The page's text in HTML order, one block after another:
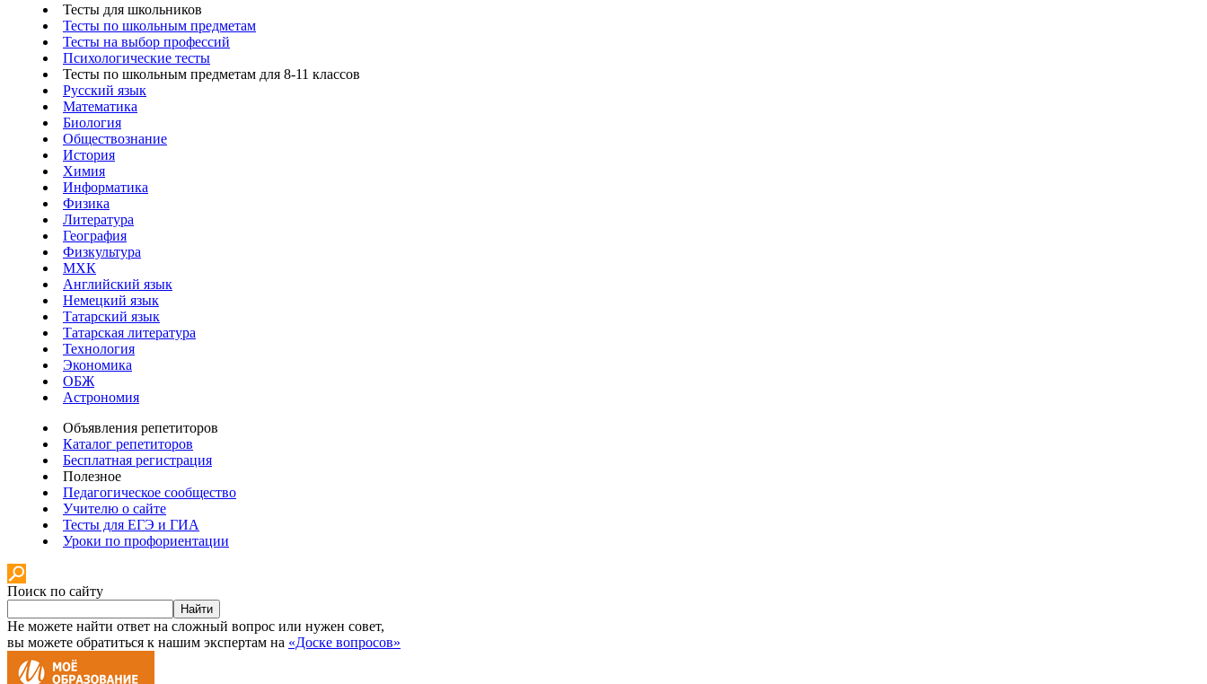
Тесты для школьников
Тесты по школьным предметам
Тесты на выбор профессий
Психологические тесты
Тесты по школьным предметам для 8-11 классов
Русский язык
Математика
Биология
Обществознание
История
Химия
Информатика
Физика
Литература
География
Физкультура
МХК
Английский язык
Немецкий язык
Татарский язык
Татарская литература
Технология
Экономика
ОБЖ
Астрономия
Объявления репетиторов
Каталог репетиторов
Бесплатная регистрация
Полезное
Педагогическое сообщество
Учителю о сайте
Тесты для ЕГЭ и ГИА
Уроки по профориентации
Поиск по сайту
Найти
Не можете найти ответ на сложный вопрос или нужен совет,
вы можете обратиться к нашим экспертам на «Доске вопросов»